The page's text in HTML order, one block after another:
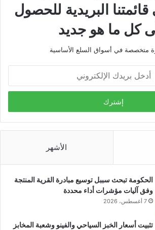
البريدية للحصول
كل ما هو جديد
متخصصة في أسواق السلع الأساسية
الأشهر
الحكومة تبحث سببل توسيع مبادرة القرية المنتجة
وفق آليات مؤشرات أداء محددة
7 أغسطس، 2026
تثبيت أسعار الخبز السياحي والفينو وشعبة المخابز